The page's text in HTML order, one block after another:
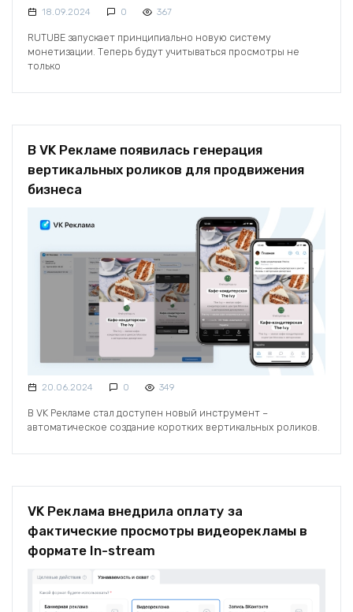
18.09.2024 0 367
RUTUBE запускает принципиально новую систему
монетизации. Теперь будут учитываться просмотры не
только
В VK Рекламе появилась генерация
вертикальных роликов для продвижения
бизнеса
20.06.2024 0 349
В VK Рекламе стал доступен новый инструмент –
автоматическое создание коротких вертикальных роликов.
VK Реклама внедрила оплату за
фактические просмотры видеорекламы в
формате In-stream